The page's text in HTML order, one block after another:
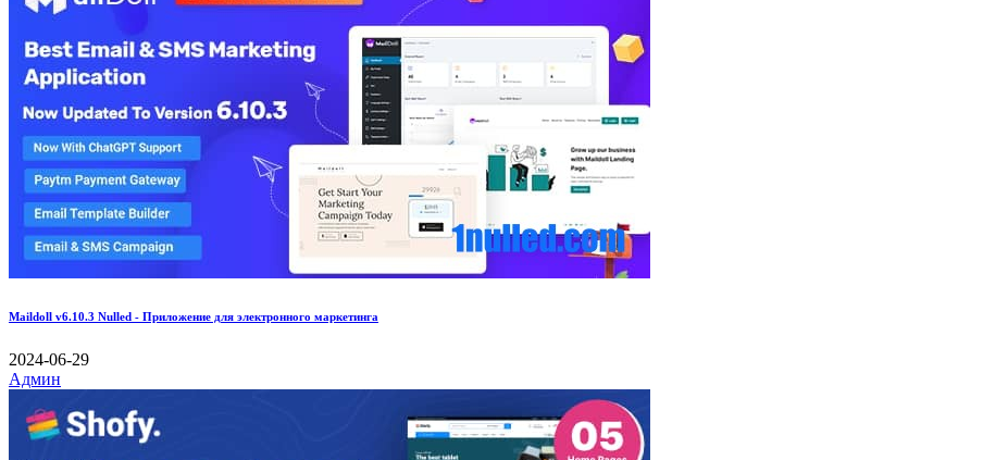
Maildoll v6.10.3 Nulled - Приложение для электронного маркетинга
2024-06-29
Админ